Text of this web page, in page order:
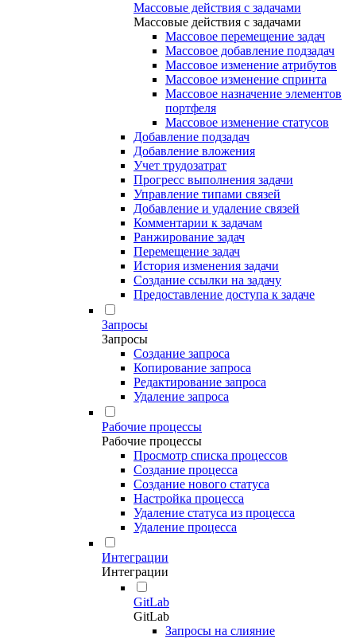
Массовые действия с задачами
Массовые действия с задачами
Массовое перемещение задач
Массовое добавление подзадач
Массовое изменение атрибутов
Массовое изменение спринта
Массовое назначение элементов
портфеля
Массовое изменение статусов
Добавление подзадач
Добавление вложения
Учет трудозатрат
Прогресс выполнения задачи
Управление типами связей
Добавление и удаление связей
Комментарии к задачам
Ранжирование задач
Перемещение задач
История изменения задачи
Создание ссылки на задачу
Предоставление доступа к задаче
Запросы
Запросы
Создание запроса
Копирование запроса
Редактирование запроса
Удаление запроса
Рабочие процессы
Рабочие процессы
Просмотр списка процессов
Создание процесса
Создание нового статуса
Настройка процесса
Удаление статуса из процесса
Удаление процесса
Интеграции
Интеграции
GitLab
GitLab
Запросы на слияние